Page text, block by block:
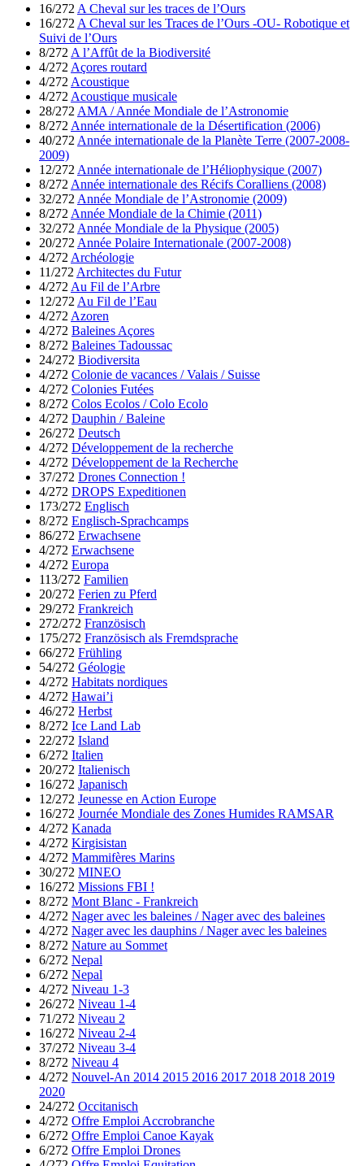
16/272 A Cheval sur les traces de l’Ours
16/272 A Cheval sur les Traces de l’Ours -OU- Robotique et
Suivi de l’Ours
8/272 A l’Affût de la Biodiversité
4/272 Açores routard
4/272 Acoustique
4/272 Acoustique musicale
28/272 AMA / Année Mondiale de l’Astronomie
8/272 Année internationale de la Désertification (2006)
40/272 Année internationale de la Planète Terre (2007-2008-
2009)
12/272 Année internationale de l’Héliophysique (2007)
8/272 Année internationale des Récifs Coralliens (2008)
32/272 Année Mondiale de l’Astronomie (2009)
8/272 Année Mondiale de la Chimie (2011)
32/272 Année Mondiale de la Physique (2005)
20/272 Année Polaire Internationale (2007-2008)
4/272 Archéologie
11/272 Architectes du Futur
4/272 Au Fil de l’Arbre
12/272 Au Fil de l’Eau
4/272 Azoren
4/272 Baleines Açores
8/272 Baleines Tadoussac
24/272 Biodiversita
4/272 Colonie de vacances / Valais / Suisse
4/272 Colonies Futées
8/272 Colos Ecolos / Colo Ecolo
4/272 Dauphin / Baleine
26/272 Deutsch
4/272 Développement de la recherche
4/272 Développement de la Recherche
37/272 Drones Connection !
4/272 DROPS Expeditionen
173/272 Englisch
8/272 Englisch-Sprachcamps
86/272 Erwachsene
4/272 Erwachsene
4/272 Europa
113/272 Familien
20/272 Ferien zu Pferd
29/272 Frankreich
272/272 Französisch
175/272 Französisch als Fremdsprache
66/272 Frühling
54/272 Géologie
4/272 Habitats nordiques
4/272 Hawai’i
46/272 Herbst
8/272 Ice Land Lab
22/272 Island
6/272 Italien
20/272 Italienisch
16/272 Japanisch
12/272 Jeunesse en Action Europe
16/272 Journée Mondiale des Zones Humides RAMSAR
4/272 Kanada
4/272 Kirgisistan
4/272 Mammifères Marins
30/272 MINEO
16/272 Missions FBI !
8/272 Mont Blanc - Frankreich
4/272 Nager avec les baleines / Nager avec des baleines
4/272 Nager avec les dauphins / Nager avec les baleines
8/272 Nature au Sommet
6/272 Nepal
6/272 Nepal
4/272 Niveau 1-3
26/272 Niveau 1-4
71/272 Niveau 2
16/272 Niveau 2-4
37/272 Niveau 3-4
8/272 Niveau 4
4/272 Nouvel-An 2014 2015 2016 2017 2018 2018 2019
2020
24/272 Occitanisch
4/272 Offre Emploi Accrobranche
6/272 Offre Emploi Canoe Kayak
6/272 Offre Emploi Drones